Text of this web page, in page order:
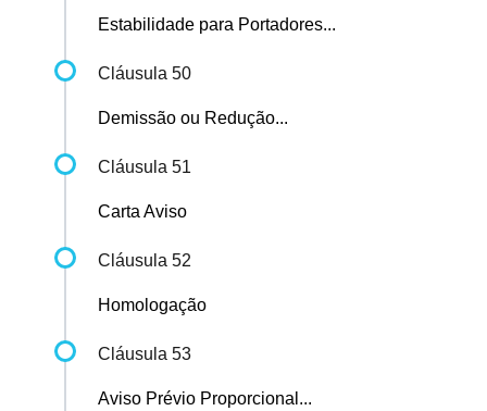
Estabilidade para Portadores...
Cláusula 50
Demissão ou Redução...
Cláusula 51
Carta Aviso
Cláusula 52
Homologação
Cláusula 53
Aviso Prévio Proporcional...